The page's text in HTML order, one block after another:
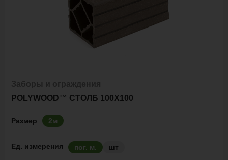
POLYWOOD™ СТОЛБ 100Х100
Размер 2м
Ед. измерения пог. м. шт